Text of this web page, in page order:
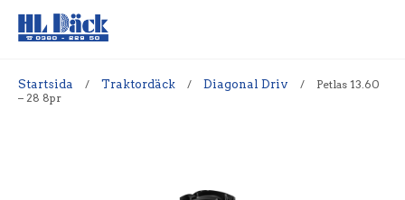
Startsida / Traktordäck / Diagonal Driv /
Petlas 13.60
– 28 8pr